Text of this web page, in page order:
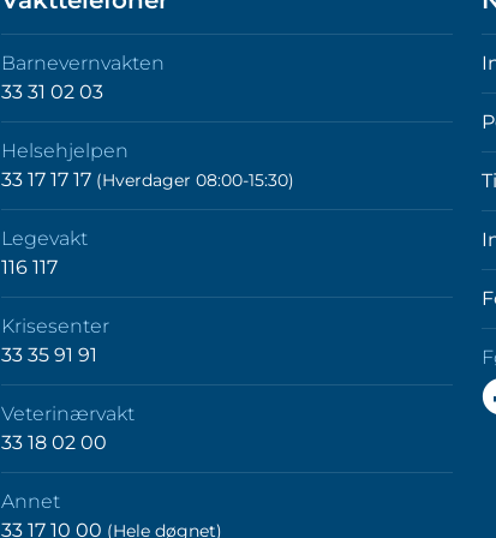
Barnevernvakten
33 31 02 03
Helsehjelpen
33 17 17 17 (Hverdager 08:00-15:30)
Legevakt
116 117
Krisesenter
33 35 91 91
Veterinærvakt
33 18 02 00
Annet
33 17 10 00 (Hele døgnet)